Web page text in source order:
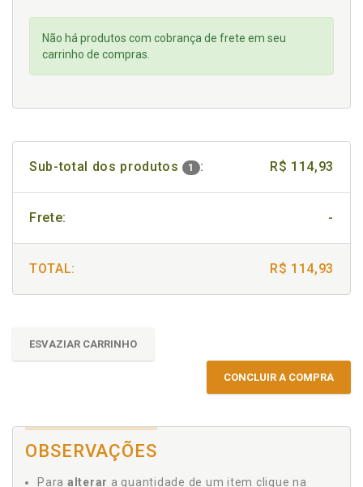
Não há produtos com cobrança de frete em seu
carrinho de compras.
Sub-total dos produtos 1 : R$ 114,93
Frete: -
TOTAL: R$ 114,93
ESVAZIAR CARRINHO
CONCLUIR A COMPRA
OBSERVAÇÕES
Para alterar a quantidade de um item clique na